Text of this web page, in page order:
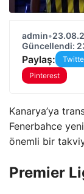
admin•
Güncellendi:
Paylaş:
Pinterest
Kanarya’ya
Fenerbahce
önemli bir
Premier